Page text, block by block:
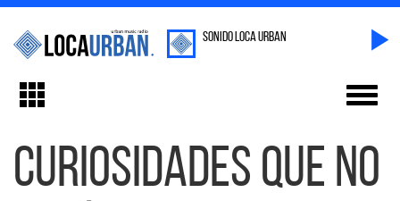
sonido Loca Urban
Toggle
Curiosidades que no